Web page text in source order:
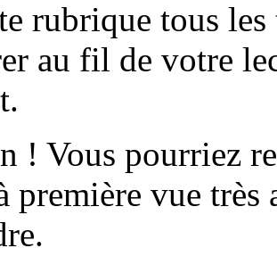
rubrique tous les
au fil de votre
! Vous pourriez
première vue